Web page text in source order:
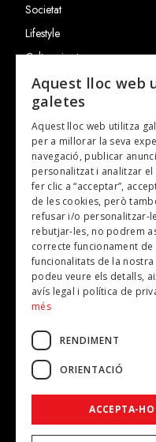
Societat
Lifestyle
Cultura i art
Entrevistes
Gastronomia
TV
Plans per fer
Revistes
SUBSCRIU-TE A LA
Correu electrònic*
Accepto lapolítica de
Aquest lloc web
galetes
Aquest lloc web utilitza
per a millorar la seva
navegació, publicar
personalitzat i analitzar el
fer clic a “acceptar”,
de les cookies, però
refusar i/o personalitzar-
rebutjar-les, no podrem
correcte funcionament
funcionalitats de la nostra
podeu veure els detalls,
avís legal i política de
més
RENDIMENT
ORIENTACIÓ
ACCEPTA-